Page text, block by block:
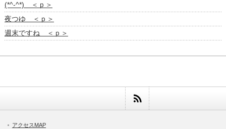
(*^-^*) ＜ｐ＞
夜つゆ ＜ｐ＞
週末ですね ＜ｐ＞
アクセスMAP